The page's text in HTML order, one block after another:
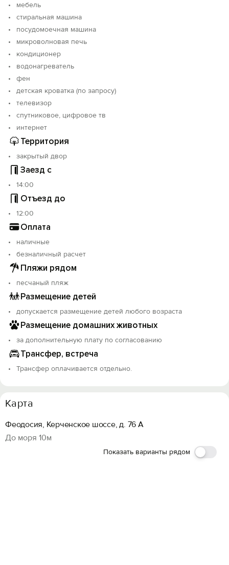
мебель
стиральная машина
посудомоечная машина
микроволновая печь
кондиционер
водонагреватель
фен
детская кроватка (по запросу)
телевизор
спутниковое, цифровое тв
интернет
Территория
закрытый двор
Заезд с
14:00
Отъезд до
12:00
Оплата
наличные
безналичный расчет
Пляжи рядом
песчаный пляж
Размещение детей
допускается размещение детей любого возраста
Размещение домашних животных
за дополнительную плату по согласованию
Трансфер, встреча
Трансфер оплачивается отдельно.
Карта
Феодосия, Керченское шоссе, д. 76 А
До моря 10м
Показать варианты рядом